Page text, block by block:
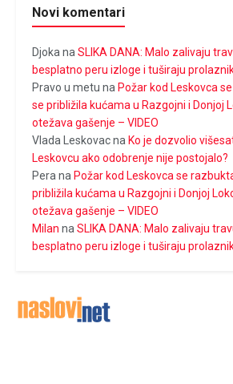
Novi komentari
Djoka na SLIKA DANA: Malo zalivaju
besplatno peru izloge i tuširaju
Pravo u metu na Požar kod Leskovca
se približila kućama u Razgojni i Donjoj
otežava gašenje – VIDEO
Vlada Leskovacna Ko je dozvolio
Leskovcu ako odobrenje nije postojalo?
Pera na Požar kod Leskovca se
približila kućama u Razgojni i Donjoj
otežava gašenje – VIDEO
Milan na SLIKA DANA: Malo zalivaju
besplatno peru izloge i tuširaju